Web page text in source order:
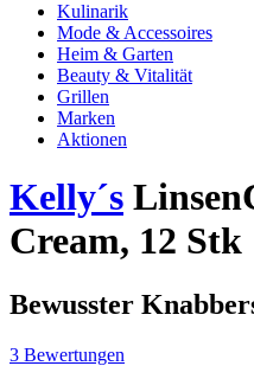
Kulinarik
Mode & Accessoires
Heim & Garten
Beauty & Vitalität
Grillen
Marken
Aktionen
Kelly´s
Cream, 12 Stk
Bewusster
3 Bewertungen